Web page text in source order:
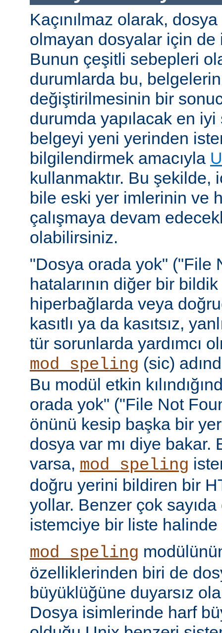
Kaçınılmaz olarak,
olmayan dosyalar için de
Bunun çeşitli sebepleri
durumlarda bu,
değiştirilmesinin bir
durumda yapılacak en
belgeyi yeni yerinden
bilgilendirmek amacıyla
kullanmaktır. Bu
bile eski yer imlerinin ve
çalışmaya devam
olabilirsiniz.
"Dosya orada yok" ("File
hatalarının diğer bir
hiperbağlarda veya
kasıtlı ya da kasıtsız,
tür sorunlarda yardımcı
mod_speling (sic)
Bu modül etkin
orada yok" ("File Not
önünü kesip başka bir
dosya var mı diye bakar.
varsa, mod_speling
doğru yerini bildiren bir
yollar. Benzer çok
istemciye bir liste halinde
mod_speling
özelliklerinden biri de
büyüklüğüne duyarsız
Dosya isimlerinde harf